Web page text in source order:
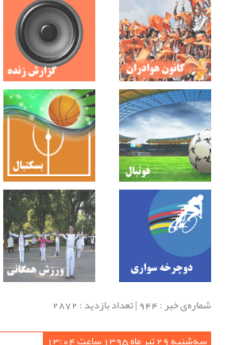
شماره‌ی خبر : ‌944 | تعداد بازدید : 2872